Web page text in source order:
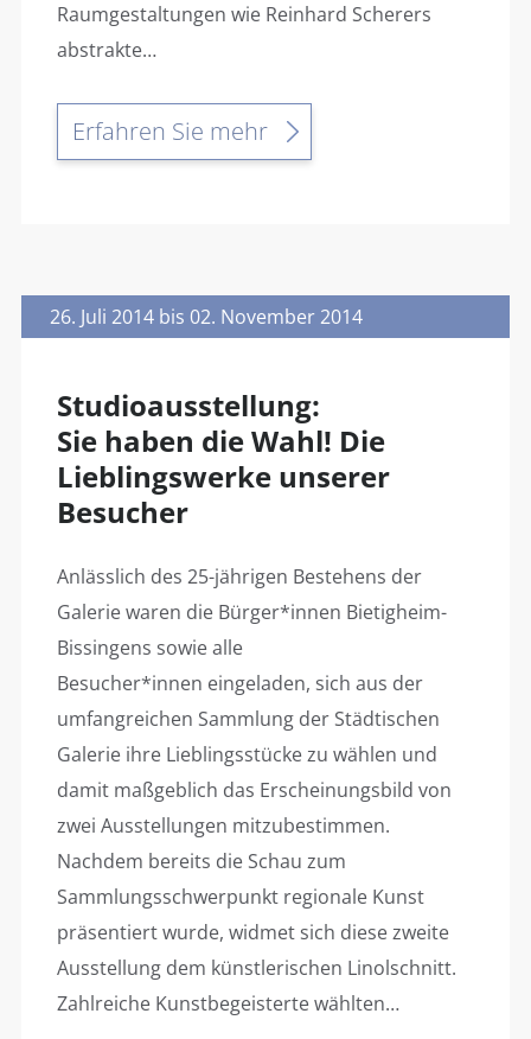
Raumgestaltungen wie Reinhard Scherers
abstrakte…
Erfahren Sie mehr
26. Juli 2014 bis 02. November 2014
Studioausstellung:
Sie haben die Wahl! Die
Lieblingswerke unserer
Besucher
Anlässlich des 25-jährigen Bestehens der
Galerie waren die Bürger*innen Bietigheim-
Bissingens sowie alle
Besucher*innen eingeladen, sich aus der
umfangreichen Sammlung der Städtischen
Galerie ihre Lieblingsstücke zu wählen und
damit maßgeblich das Erscheinungsbild von
zwei Ausstellungen mitzubestimmen.
Nachdem bereits die Schau zum
Sammlungsschwerpunkt regionale Kunst
präsentiert wurde, widmet sich diese zweite
Ausstellung dem künstlerischen Linolschnitt.
Zahlreiche Kunstbegeisterte wählten…